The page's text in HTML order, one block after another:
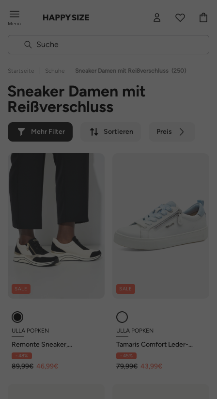
Menü
Startseite | Schuhe | Sneaker Damen mit Reißverschluss (250)
Sneaker Damen mit
Reißverschluss
Mehr Filter Sortieren Preis
SALE
ULLA POPKEN
Remonte Sneaker,
Wechselfußbett, Weite H,
vegan
- 48%
89,99€ 46,99€
SALE
ULLA POPKEN
Tamaris Comfort Leder-
Sneaker, Zipper,
Komfortweite
- 45%
79,99€ 43,99€